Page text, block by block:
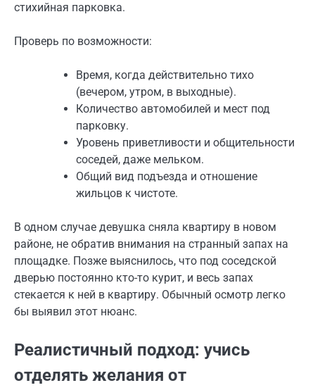
стихийная парковка.
Проверь по возможности:
Время, когда действительно тихо
(вечером, утром, в выходные).
Количество автомобилей и мест под
парковку.
Уровень приветливости и общительности
соседей, даже мельком.
Общий вид подъезда и отношение
жильцов к чистоте.
В одном случае девушка сняла квартиру в новом
районе, не обратив внимания на странный запах на
площадке. Позже выяснилось, что под соседской
дверью постоянно кто-то курит, и весь запах
стекается к ней в квартиру. Обычный осмотр легко
бы выявил этот нюанс.
Реалистичный подход: учись
отделять желания от